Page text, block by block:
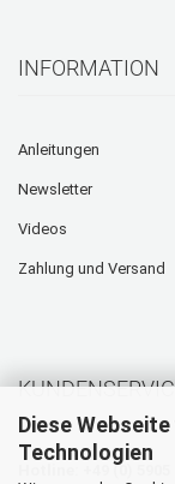
Diese
Technologien
INFORMATION
Anleitungen
Newsletter
Videos
Zahlung und Versand
Hotline: +49 (0) 5905